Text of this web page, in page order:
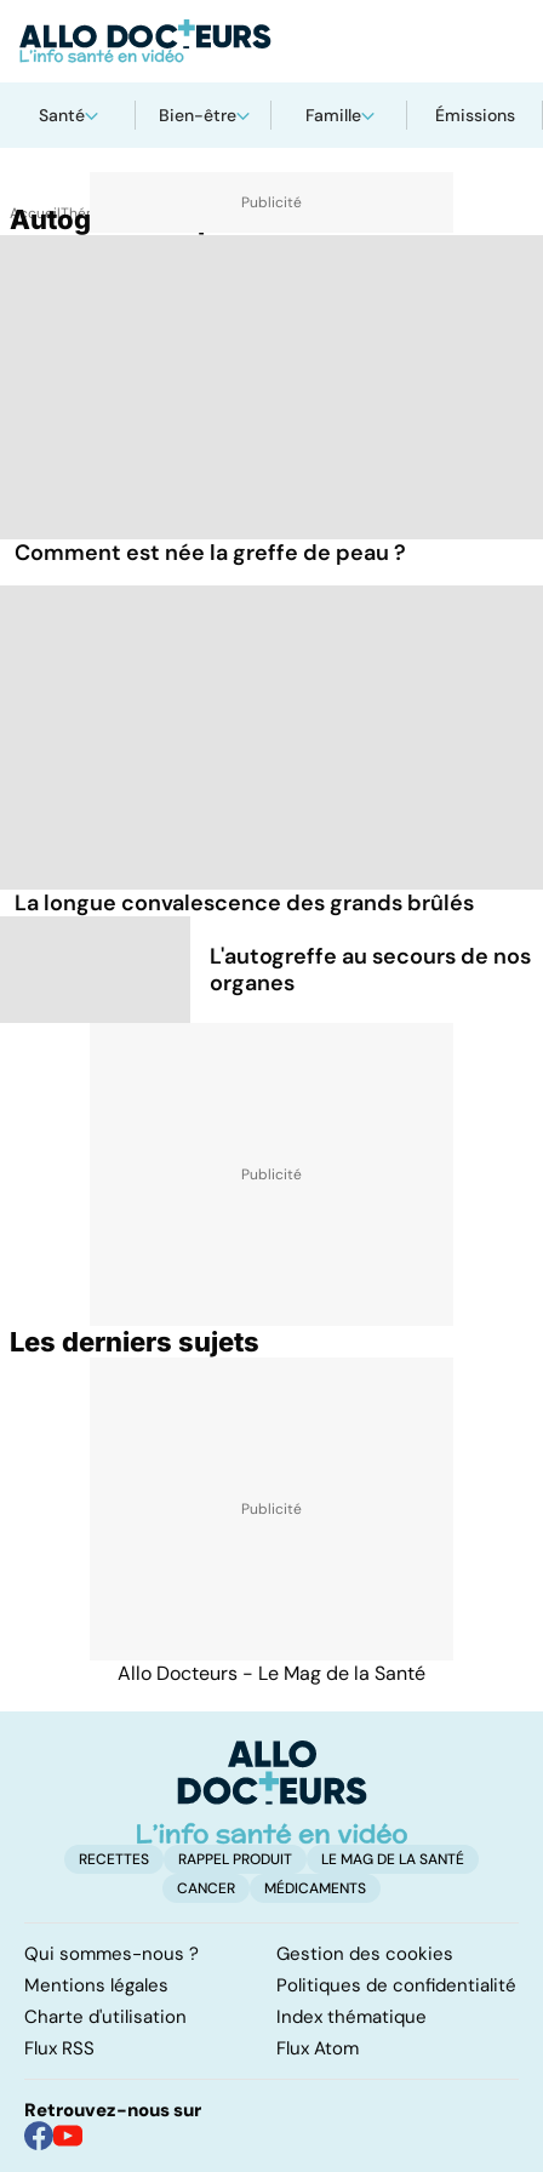
Santé Bien-être Famille Émissions
AccueilThématiques
Autogreffe de peau
Comment est née la greffe de peau ?
La longue convalescence des grands brûlés
L'autogreffe au secours de nos
organes
Les derniers sujets
Allo Docteurs - Le Mag de la Santé
RECETTES RAPPEL PRODUIT
LE MAG DE LA SANTÉ
CANCER
MÉDICAMENTS
Qui sommes-nous ?
Gestion des cookies
Mentions légales
Politiques de confidentialité
Charte d'utilisation
Index thématique
Flux RSS
Flux Atom
Retrouvez-nous sur